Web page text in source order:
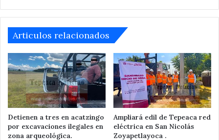
provocó
muerte
a
32
venados
Articulos relacionados
Detienen a tres en acatzingo
por excavaciones ilegales en
zona arqueológica.
Ampliará edil de Tepeaca red
eléctrica en San Nicolás
Zoyapetlayoca .